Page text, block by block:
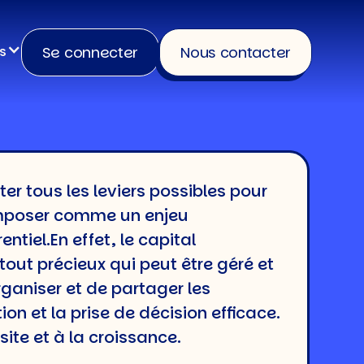
Se connecter Nous contacter
tous les leviers possibles pour
comme un enjeu
effet, le capital
précieux qui peut être géré et
et de partager les
et la prise de décision efficace.
et à la croissance.